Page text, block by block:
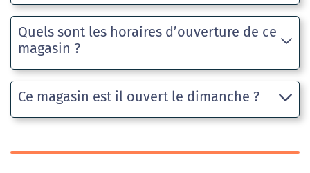
Quels sont les horaires d’ouverture de ce
magasin ?
Ce magasin est il ouvert le dimanche ?